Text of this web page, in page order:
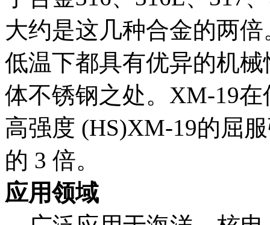
大约是这几种合金的两
低温下都具有优异的机
体不锈钢之处。XM-19
高强度 (HS)XM-19的屈
的 3 倍。
应用领域